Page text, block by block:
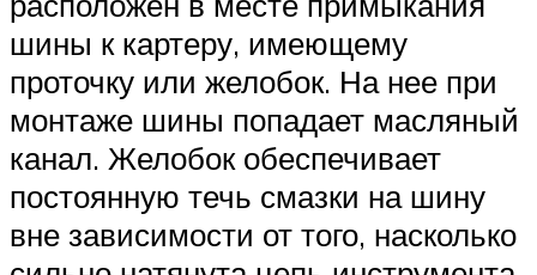
шины к картеру, имеющему
проточку или желобок. На нее при
монтаже шины попадает масляный
канал. Желобок обеспечивает
постоянную течь смазки на шину
вне зависимости от того, насколько